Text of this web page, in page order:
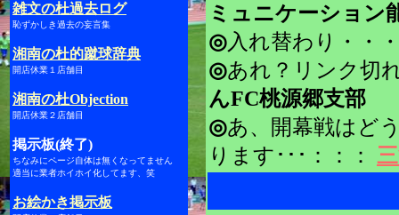
雑文の杜過去ログ
恥ずかしき過去の妄言集
湘南の杜的蹴球辞典
開店休業１店舗目
湘南の杜Objection
開店休業２店舗目
掲示板(終了)
ちなみにページ自体は無くなってません
適当に業者ホイホイ化してます、笑
お絵かき掲示板
ミュニケーション
◎入れ替わり・・
◎あれ？リンク切
んFC桃源郷支部
◎あ、開幕戦はど
ります･･･：
：：